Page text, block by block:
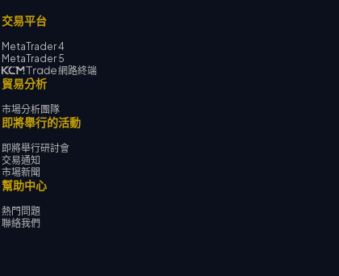
交易平台
MetaTrader 4
MetaTrader 5
網路終端
貿易分析
市場分析團隊
即將舉行的活動
即將舉行研討會
交易通知
市場新聞
幫助中心
熱門問題
聯絡我們